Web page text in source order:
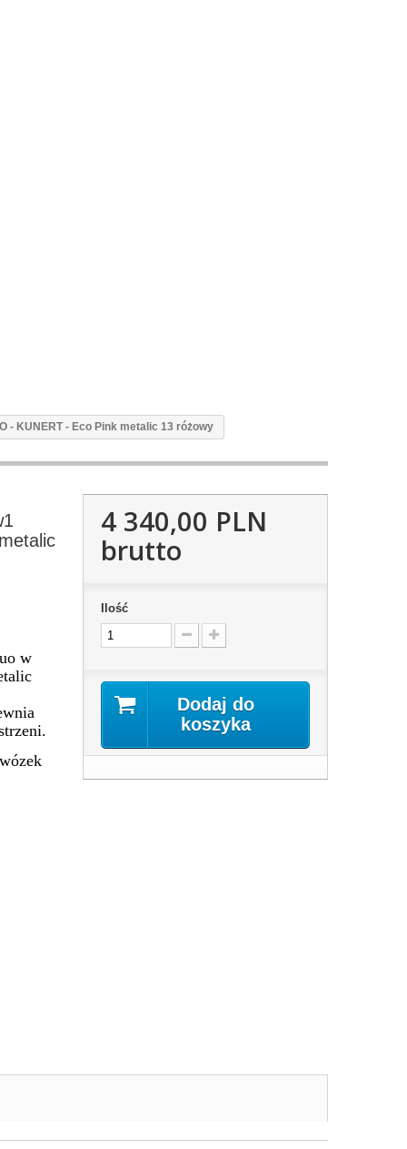
- KUNERT - Eco Pink metalic 13 różowy
w
4 340,00 PLN
brutto
Ilość
Dodaj do
koszyka